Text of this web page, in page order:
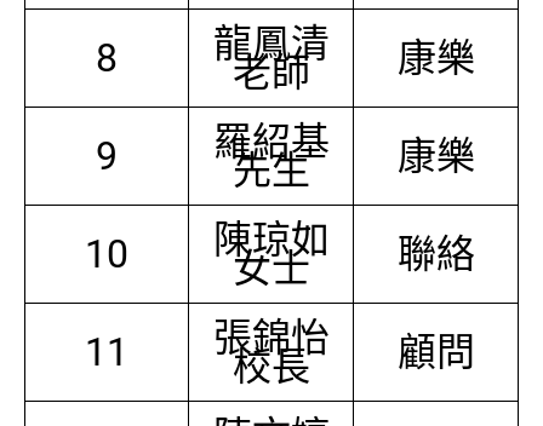
8 龍鳳清
老師 康樂
9 羅紹基
先生 康樂
10 陳琼如
女士 聯絡
11 張錦怡
校長 顧問